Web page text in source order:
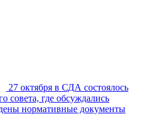
27 октября в СДА состоялось
совета, где обсуждались
нормативные документы